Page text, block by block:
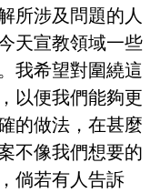
所涉及問題的人
天宣教領域一些
我希望對圍繞這
以便我們能夠更
的做法，在甚麼
不像我們想要的
倘若有人告訴